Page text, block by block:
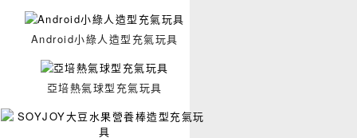
Android小綠人造型充氣玩具
亞培熱氣球型充氣玩具